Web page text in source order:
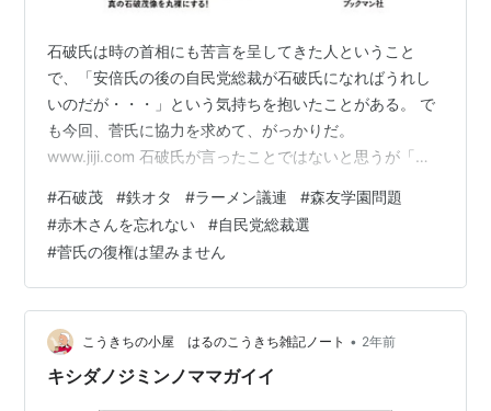
石破氏は時の首相にも苦言を呈してきた人ということ
で、「安倍氏の後の自民党総裁が石破氏になればうれし
いのだが・・・」という気持ちを抱いたことがある。 で
も今回、菅氏に協力を求めて、がっかりだ。
www.jiji.com 石破氏が言ったことではないと思うが「森
偽装だったのかがわかる」とか、そういう話があったよ
うな。詳しくないから細部間違っていたり、所有権の問
題で今は実行できない話だったりしたらすみませんだ
が。あとは、赤木雅子さんが求めていることに全面的に
応える、とか。石破さんなら、そのへんの重大ごとをき
ちんとやってくれるかもと思っていたが、菅氏から…
#石破茂 #鉄オタ #ラーメン議連 #森友学園問題
#赤木さんを忘れない #自民党総裁選
#菅氏の復権は望みません
こうきちの小屋 はるのこうきち雑記ノート • 2年前
キシダノジミンノママガイイ